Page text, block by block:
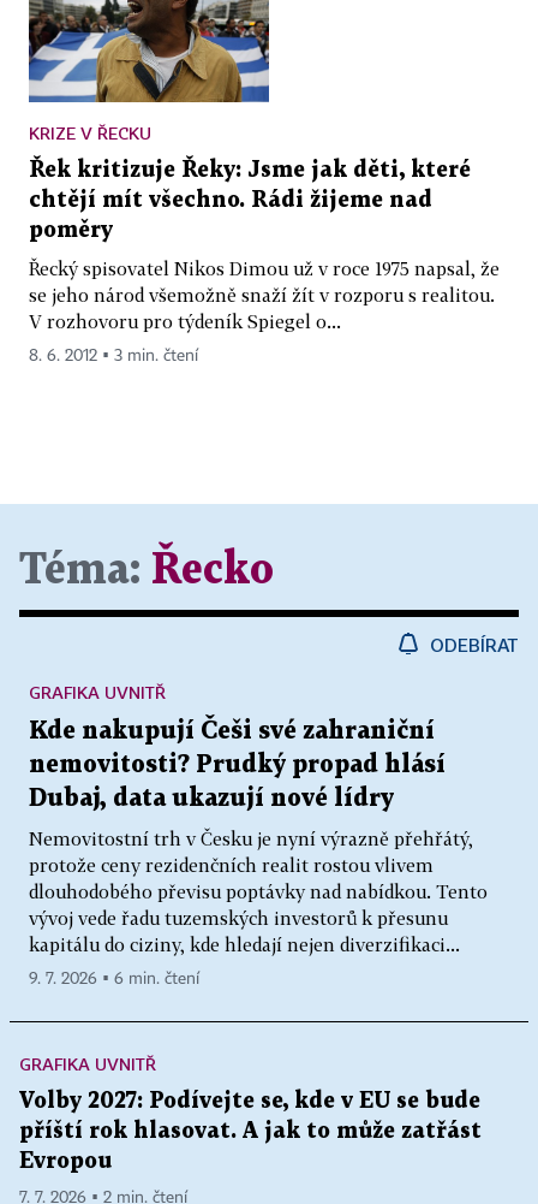
KRIZE V ŘECKU
Řek kritizuje Řeky: Jsme jak děti, které
chtějí mít všechno. Rádi žijeme nad
poměry
Řecký spisovatel Nikos Dimou už v roce 1975 napsal, že
se jeho národ všemožně snaží žít v rozporu s realitou.
V rozhovoru pro týdeník Spiegel o...
8. 6. 2012 ▪ 3 min. čtení
Téma: Řecko
ODEBÍRAT
Kde nakupují Češi své zahraniční
nemovitosti? Prudký propad hlásí
Dubaj, data ukazují nové lídry
Nemovitostní trh v Česku je nyní výrazně přehřátý,
protože ceny rezidenčních realit rostou vlivem
dlouhodobého převisu poptávky nad nabídkou. Tento
vývoj vede řadu tuzemských investorů k přesunu
kapitálu do ciziny, kde hledají nejen diverzifikaci...
GRAFIKA UVNITŘ
9. 7. 2026 ▪ 6 min. čtení
GRAFIKA UVNITŘ
Volby 2027: Podívejte se, kde v EU se bude
příští rok hlasovat. A jak to může zatřást
Evropou
7. 7. 2026 ▪ 2 min. čtení